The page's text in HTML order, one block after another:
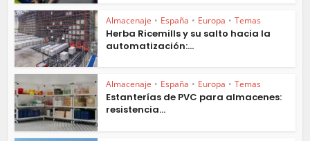
Almacenaje • España • Europa • Temas
Herba Ricemills y su salto hacia la
automatización:...
Almacenaje • España • Europa • Temas
Estanterías de PVC para almacenes:
resistencia...